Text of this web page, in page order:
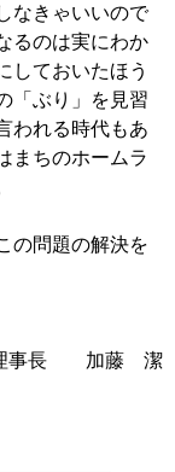
なきゃいいので
るのは実にわか
しておいたほう
「ぶり」を見習
われる時代もあ
まちのホームラ
の問題の解決を
事長 加藤 潔